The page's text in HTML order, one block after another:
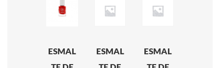
ESMAL
ESMAL
ESMAL